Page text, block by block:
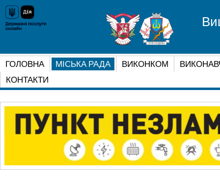
ГОЛОВНА МІСЬКА РАДА ВИКОНКОМ
КОНТАКТИ